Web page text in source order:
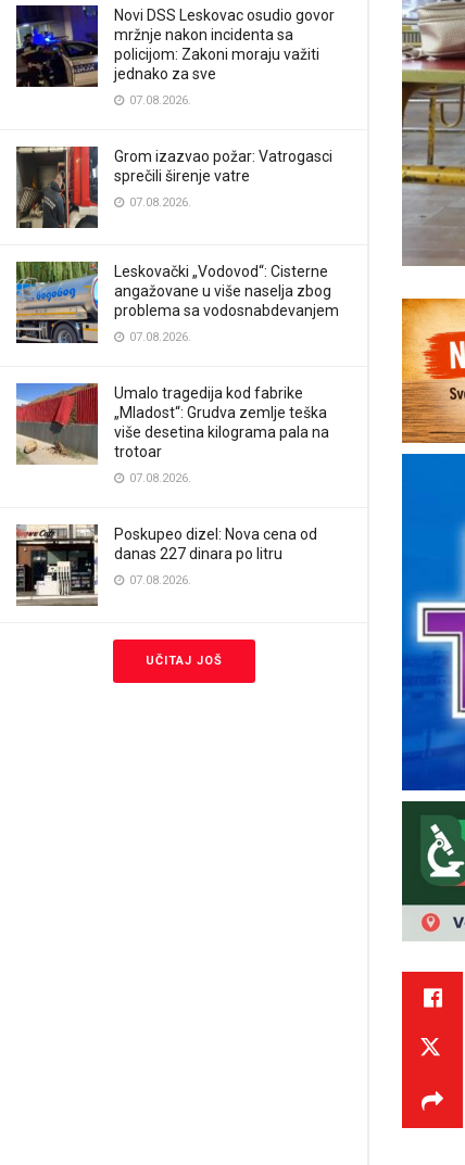
Novi DSS Leskovac osudio govor
mržnje nakon incidenta sa
policijom: Zakoni moraju važiti
jednako za sve
07.08.2026.
Grom izazvao požar: Vatrogasci
sprečili širenje vatre
07.08.2026.
Leskovački „Vodovod“: Cisterne
angažovane u više naselja zbog
problema sa vodosnabdevanjem
07.08.2026.
Umalo tragedija kod fabrike
„Mladost“: Grudva zemlje teška
više desetina kilograma pala na
trotoar
07.08.2026.
Poskupeo dizel: Nova cena od
danas 227 dinara po litru
07.08.2026.
UČITAJ JOŠ